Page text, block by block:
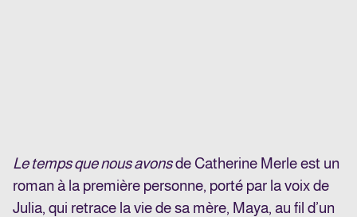
Le temps que nous avonsde Catherine Merle est un
roman à la première personne, porté par la voix de
Julia, qui retrace la vie de sa mère, Maya, au fil d’un